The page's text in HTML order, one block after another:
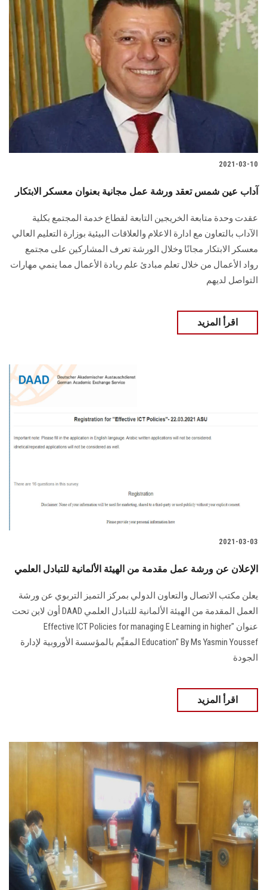
الإعلام
تواصل معنا
الطلاب
هيئة التدريس
الخريجين
الموظفون
الزائـرون
2021-03-10
آداب عين شمس تعقد ورشة عمل مجانية بعنوان معسكر الابتكار
عقدت وحدة متابعة الخريجين التابعة لقطاع خدمة المجتمع بكلية
الآداب بالتعاون مع ادارة الاعلام والعلاقات البيئية بوزارة التعليم العالي
معسكر الابتكار مجانًا وخلال الورشة تعرف المشاركين على مجتمع
رواد الأعمال من خلال تعلم مبادئ علم ريادة الأعمال مما ينمي مهارات
التواصل لديهم
اقرأ المزيد
2021-03-03
الإعلان عن ورشة عمل مقدمة من الهيئة الألمانية للتبادل العلمي
يعلن مكتب الاتصال والتعاون الدولي بمركز التميز التربوي عن ورشة
العمل المقدمة من الهيئة الألمانية للتبادل العلمي DAAD أون لاين تحت
عنوان "Effective ICT Policies for managing E Learning in higher
Education" By Ms Yasmin Youssef المقيِّم بالمؤسسة الأوروبية لإدارة
الجودة
اقرأ المزيد